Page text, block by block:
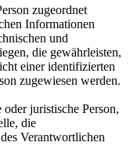
zugeordnet
Informationen
und
die gewährleisten,
einer identifizierten
zugewiesen werden.
juristische Person,
die
Verantwortlichen